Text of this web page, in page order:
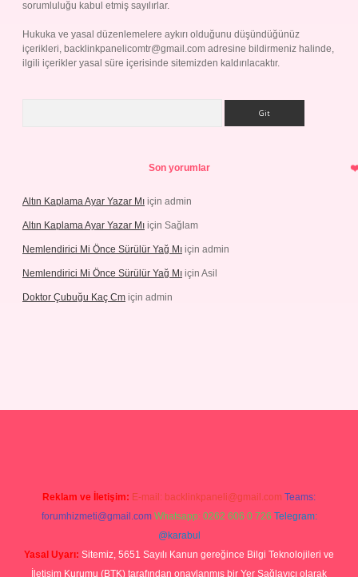
sorumluluğu kabul etmiş sayılırlar.
Hukuka ve yasal düzenlemelere aykırı olduğunu düşündüğünüz
içerikleri, backlinkpanelicomtr@gmail.com adresine bildirmeniz halinde,
ilgili içerikler yasal süre içerisinde sitemizden kaldırılacaktır.
Son yorumlar
Altın Kaplama Ayar Yazar Mı için admin
Altın Kaplama Ayar Yazar Mı için Sağlam
Nemlendirici Mi Önce Sürülür Yağ Mı için admin
Nemlendirici Mi Önce Sürülür Yağ Mı için Asil
Doktor Çubuğu Kaç Cm için admin
Reklam ve İletişim: E-mail: backlinkpaneli@gmail.com Teams:
forumhizmeti@gmail.com Whatsapp: 0262 606 0 726 Telegram:
@karabul
Yasal Uyarı: Sitemiz, 5651 Sayılı Kanun gereğince Bilgi Teknolojileri ve
İletişim Kurumu (BTK) tarafından onaylanmış bir Yer Sağlayıcı olarak